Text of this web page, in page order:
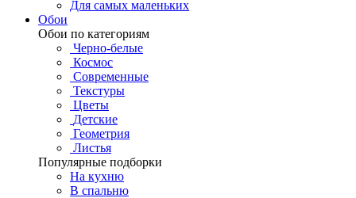
Для самых маленьких
Обои
Обои по категориям
Черно-белые
Космос
Современные
Текстуры
Цветы
Детские
Геометрия
Листья
Популярные подборки
На кухню
В спальню